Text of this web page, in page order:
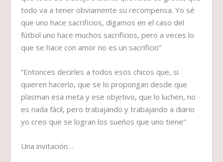
todo va a tener obviamente su recompensa. Yo sé
que uno hace sacrificios, digamos en el caso del
fútbol uno hace muchos sacrificios, pero a veces lo
que se hace con amor no es un sacrificio”
“Entonces decirles a todos esos chicos que, si
quieren hacerlo, que se lo propongan desde que
plasman esa meta y ese objetivo, que lo luchen, no
es nada fácil, pero trabajando y trabajando a diario
yo creo que se logran los sueños que uno tiene”
Una invitación…